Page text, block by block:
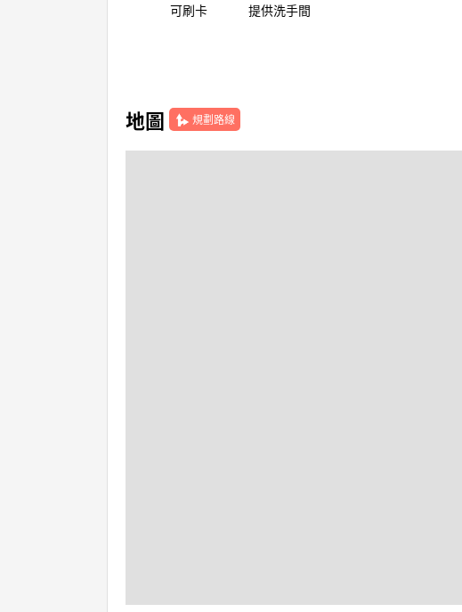
可刷卡 提供洗手間
地圖 規劃路線